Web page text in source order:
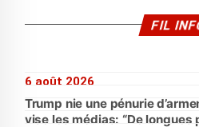
FIL
6 août 2026
Trump nie une pénurie
vise les médias: “De